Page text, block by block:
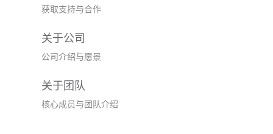
获取支持与合作
关于公司
公司介绍与愿景
关于团队
核心成员与团队介绍